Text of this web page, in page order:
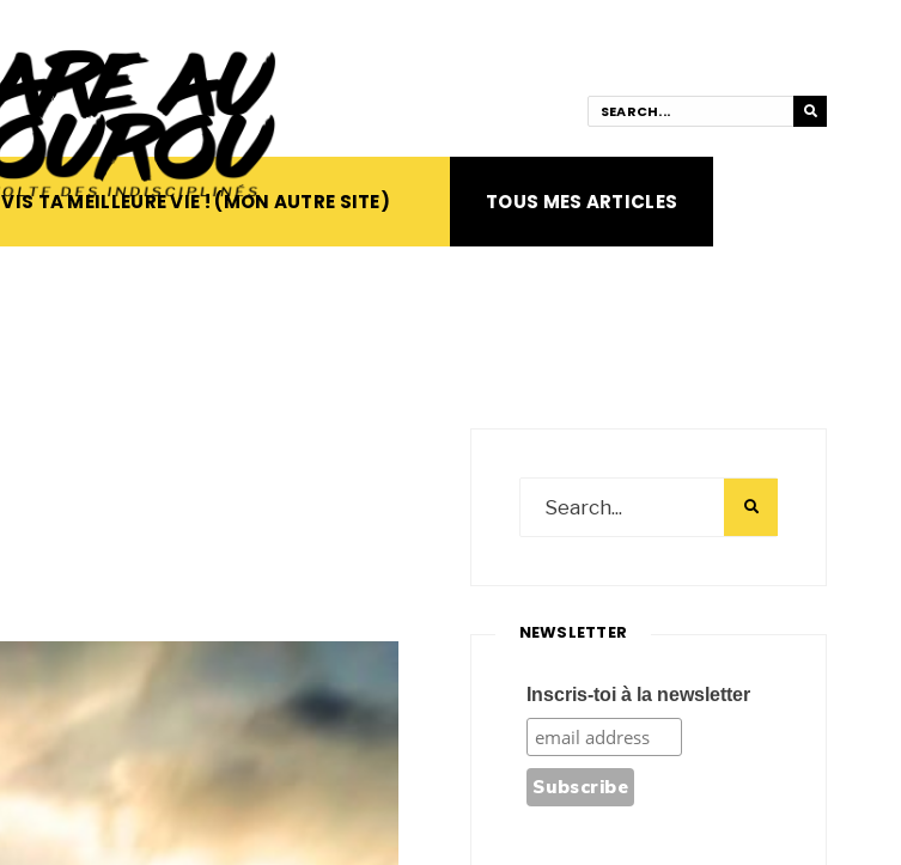
VIS TA MEILLEURE VIE ! (MON AUTRE SITE) TOUS MES ARTICLES
NEWSLETTER
Inscris-toi à la newsletter